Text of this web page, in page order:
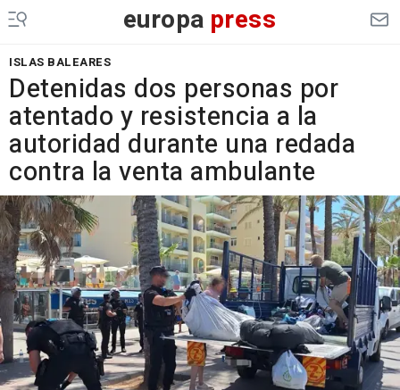
europa press
ISLAS BALEARES
Detenidas dos personas por
atentado y resistencia a la
autoridad durante una redada
contra la venta ambulante